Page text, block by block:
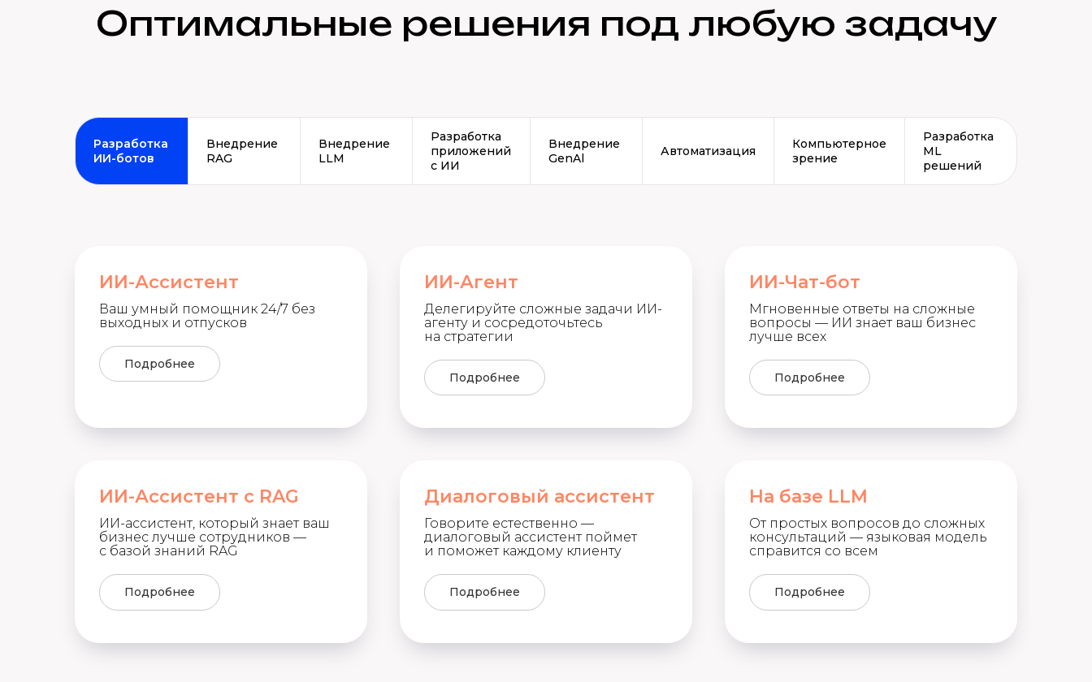
Оптимальные решения под любую задачу
Разработка
ИИ-ботов
Внедрение
RAG
Внедрение
LLM
Разработка
приложений
с ИИ
Внедрение
GenAl
Автоматизация
Компьютерное
зрение
Разработка
ML
решений
ИИ-Ассистент
Ваш умный помощник 24/7 без
выходных и отпусков
Подробнее
ИИ-Агент
Делегируйте сложные задачи ИИ-
агенту и сосредоточьтесь
на стратегии
Подробнее
ИИ-Чат-бот
Мгновенные ответы на сложные
вопросы — ИИ знает ваш бизнес
лучше всех
Подробнее
ИИ-Ассистент с RAG
ИИ-ассистент, который знает ваш
бизнес лучше сотрудников —
с базой знаний RAG
Подробнее
Диалоговый ассистент
Говорите естественно —
диалоговый ассистент поймет
и поможет каждому клиенту
Подробнее
На базе LLM
От простых вопросов до сложных
консультаций — языковая модель
справится со всем
Подробнее